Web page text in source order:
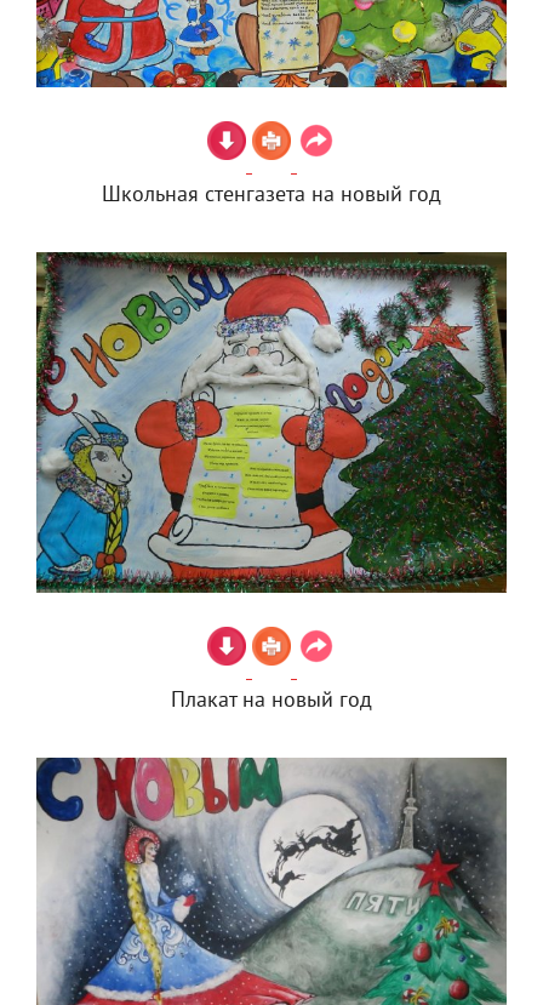
Школьная стенгазета на новый год
Плакат на новый год